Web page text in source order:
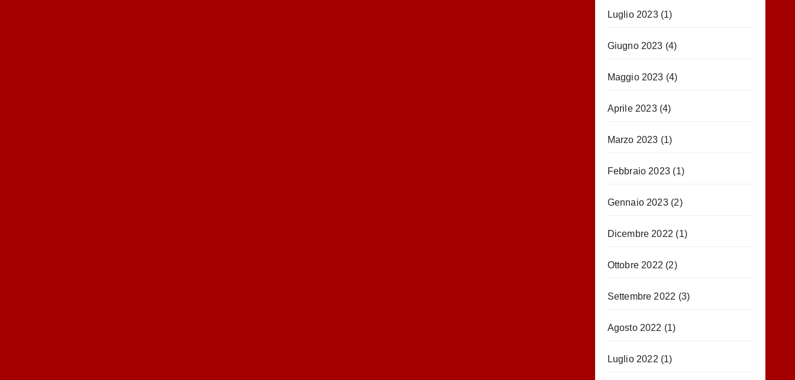
Luglio 2023(1)
Giugno 2023 (4)
Maggio 2023 (4)
Aprile 2023(4)
Marzo 2023 (1)
Febbraio 2023 (1)
Gennaio 2023(2)
Dicembre 2022 (1)
Ottobre 2022 (2)
Settembre 2022 (3)
Agosto 2022 (1)
Luglio 2022 (1)